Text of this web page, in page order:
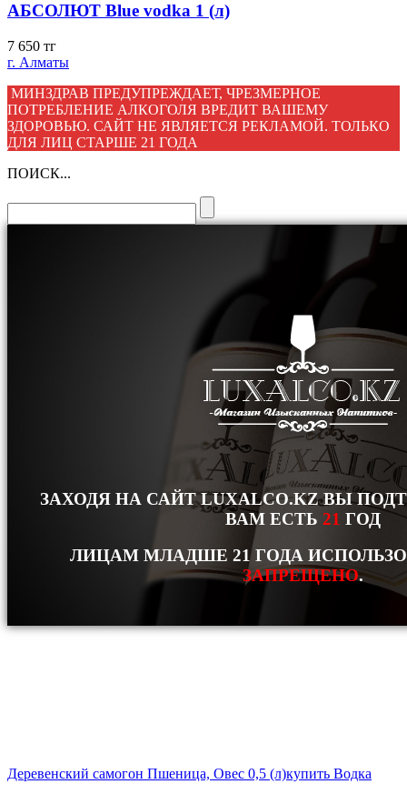
АБСОЛЮТ Blue vodka 1 (л)
7 650 тг
г. Алматы
МИНЗДРАВ ПРЕДУПРЕЖДАЕТ, ЧРЕЗМЕРНОЕ
ПОТРЕБЛЕНИЕ АЛКОГОЛЯ ВРЕДИТ ВАШЕМУ
ЗДОРОВЬЮ. САЙТ НЕ ЯВЛЯЕТСЯ РЕКЛАМОЙ. ТОЛЬКО
ДЛЯ ЛИЦ СТАРШЕ 21 ГОДА
ПОИСК...
ЗАХОДЯ НА САЙТ LUXALCO.KZ ВЫ
ВАМ ЕСТЬ 21 ГОД
ЛИЦАМ МЛАДШЕ 21 ГОДА
ЗАПРЕЩЕНО.
Деревенский самогон Пшеница, Овес 0,5 (л)купить Водка